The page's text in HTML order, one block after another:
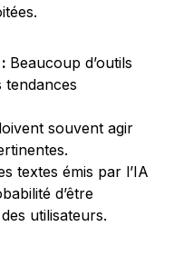
Beaucoup d’outils
tendances
souvent agir
textes émis par l’IA
d’être
utilisateurs.